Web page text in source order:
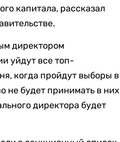
капитала, рассказал
директором
уйдут все топ-
когда пройдут выборы в
не будет принимать в них
директора будет